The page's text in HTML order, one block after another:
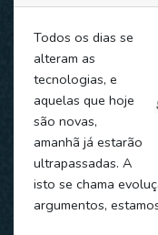
Todos os dias se
alteram as
tecnologias, e
aquelas que hoje
são novas,
amanhã já estarão
ultrapassadas. A
isto se chama
argumentos,